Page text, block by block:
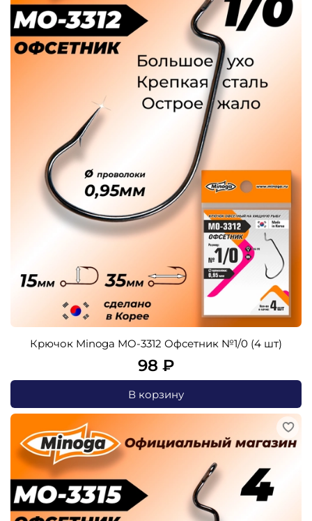
Крючок Minoga MO-3312 Офсетник №1/0 (4 шт)
98 ₽
В корзину